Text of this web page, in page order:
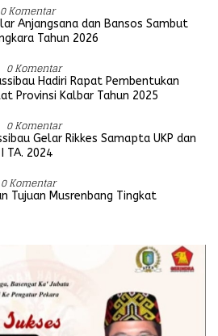
0 Komentar
Anjangsana dan Bansos Sambut
Tahun 2026
0 Komentar
Hadiri Rapat Pembentukan
Provinsi Kalbar Tahun 2025
0 Komentar
Gelar Rikkes Samapta UKP dan
TA. 2024
0 Komentar
Tujuan Musrenbang Tingkat